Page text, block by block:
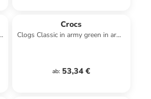
Crocs
Clogs Classic in army green in army
ab: 53,34 €